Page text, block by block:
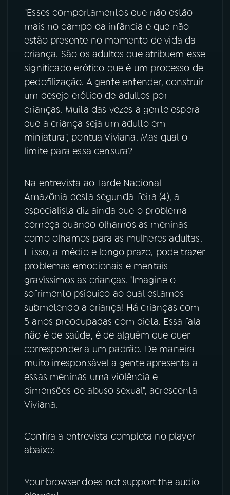
"Esses comportamentos que não estão
mais no campo da infância e que não
estão presente no momento de vida da
criança. São os adultos que atribuem esse
significado erótico que é um processo de
pedofilização. A gente entender, construir
um desejo erótico de adultos por
crianças. Muita das vezes a gente espera
que a criança seja um adulto em
miniatura", pontua Viviana. Mas qual o
limite para essa censura?
Na entrevista ao Tarde Nacional
Amazônia desta segunda-feira (4), a
especialista diz ainda que o problema
começa quando olhamos as meninas
como olhamos para as mulheres adultas.
E isso, a médio e longo prazo, pode trazer
problemas emocionais e mentais
gravíssimos as crianças. "Imagine o
sofrimento psíquico ao qual estamos
submetendo a criança! Há crianças com
5 anos preocupadas com dieta. Essa fala
não é de saúde, é de alguém que quer
corresponder a um padrão. De maneira
muito irresponsável a gente apresenta a
essas meninas uma violência e
dimensões de abuso sexual", acrescenta
Viviana.
Confira a entrevista completa no player
abaixo:
Your browser does not support the audio